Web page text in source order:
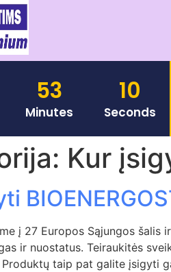
53
Minutes
10
Seconds
Kur
į 27 Europos Sąjungos šalis
ir nuostatus. Teiraukitės
taip pat galite įsigyti